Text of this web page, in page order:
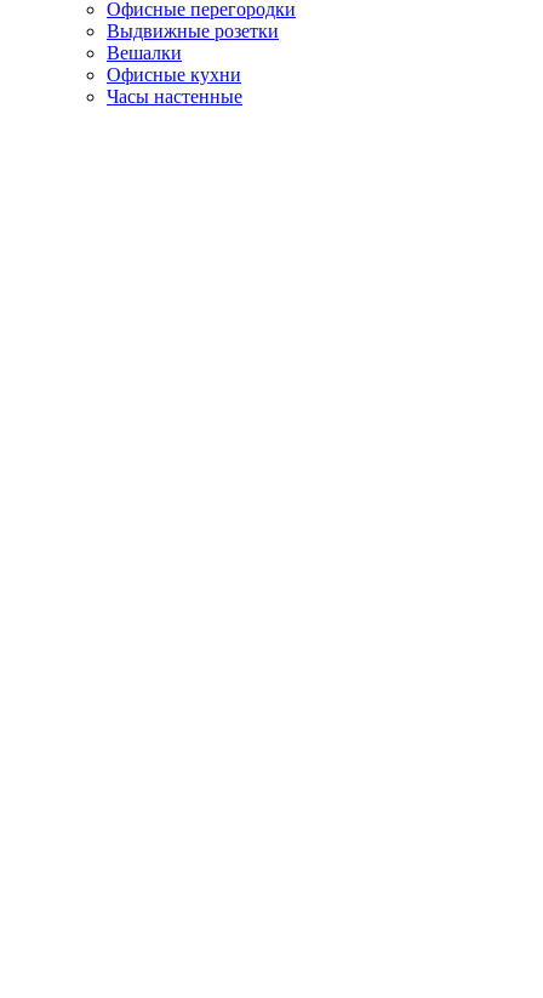
Офисные перегородки
Выдвижные розетки
Вешалки
Офисные кухни
Часы настенные